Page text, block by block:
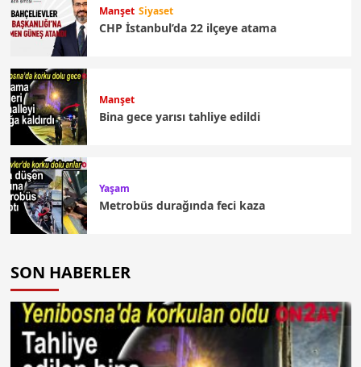
Manşet Siyaset
CHP İstanbul’da 22 ilçeye atama
Manşet
Bina gece yarısı tahliye edildi
Yaşam
Metrobüs durağında feci kaza
SON HABERLER